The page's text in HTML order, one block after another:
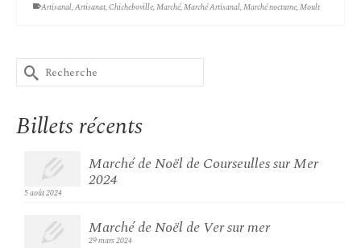
Artisanal,Artisanat,Chicheboville,Marché,Marché Artisanal,Marché nocturne,Moult
Rechercher :
Billets récents
Marché de Noël de Courseulles sur Mer
2024
5 août 2024
Marché de Noël de Ver sur mer
29 mars 2024